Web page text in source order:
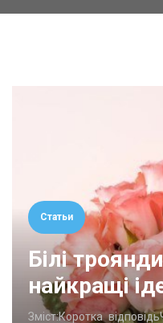
Статьи
Білі
найкращі
Зміст:Коротка